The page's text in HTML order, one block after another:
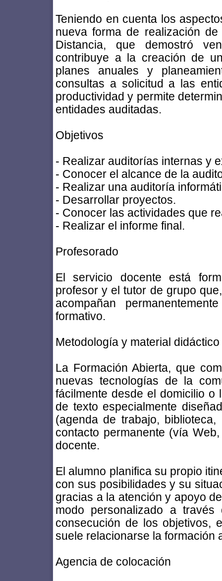
Teniendo en cuenta los
nueva forma de realización
Distancia, que demostró
contribuye a la creación de
planes anuales y
consultas a solicitud a las
productividad y permite
entidades auditadas.
Objetivos
- Realizar auditorías internas y
- Conocer el alcance de la
- Realizar una auditoría
- Desarrollar proyectos.
- Conocer las actividades que
- Realizar el informe final.
Profesorado
El servicio docente está
profesor y el tutor de grupo
acompañan
formativo.
Metodología y material didáctico
La Formación Abierta, que
nuevas tecnologías de la
fácilmente desde el domicilio
de texto especialmente
(agenda de trabajo,
contacto permanente (vía
docente.
El alumno planifica su propio
con sus posibilidades y su
gracias a la atención y apoyo
modo personalizado a
consecución de los objetivos,
suele relacionarse la formación
Agencia de colocación